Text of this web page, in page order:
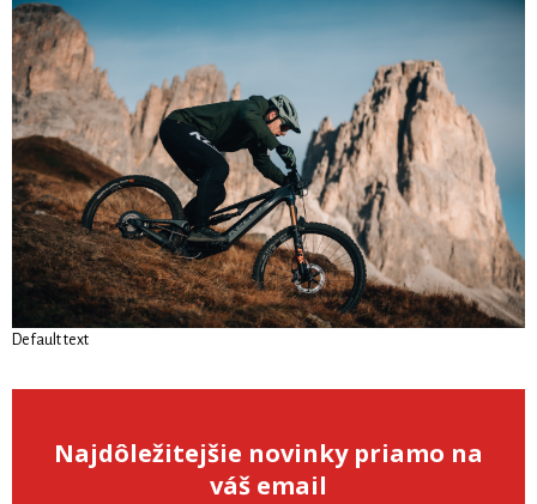
Default text
Najdôležitejšie novinky priamo na
váš email